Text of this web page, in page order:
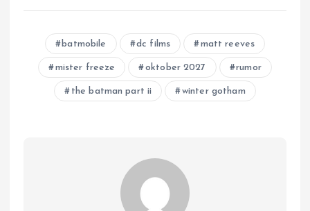
batmobile dc films matt reeves
mister freeze oktober 2027 rumor
the batman part ii winter gotham